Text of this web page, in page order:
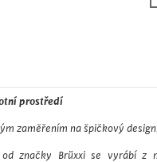
prostředí
zaměřením na špičkový
značky Brüxxi se vyrábí z